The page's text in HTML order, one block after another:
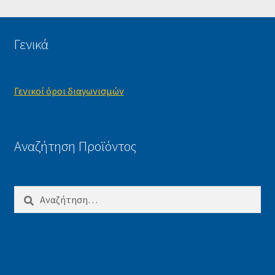
Γενικά
Γενικοί όροι διαγωνισμών
Αναζήτηση Προϊόντος
για: